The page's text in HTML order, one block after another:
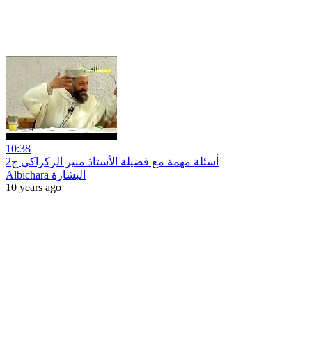
10:38
أسئلة مهمة مع فضيلة الأستاذ منير الركراكي ج2
Albichara البشارة
10 years ago